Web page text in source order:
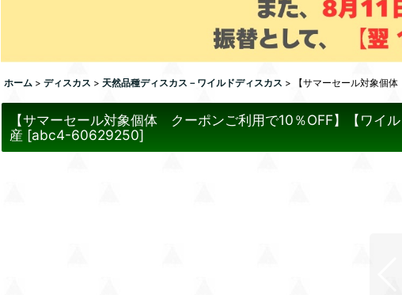
ホーム > ディスカス > 天然品種ディスカス－ワイルドディスカス > 【サマーセール対象個
【サマーセール対象個体 クーポンご利用で10％OFF】【ワイ
産 [abc4-60629250]